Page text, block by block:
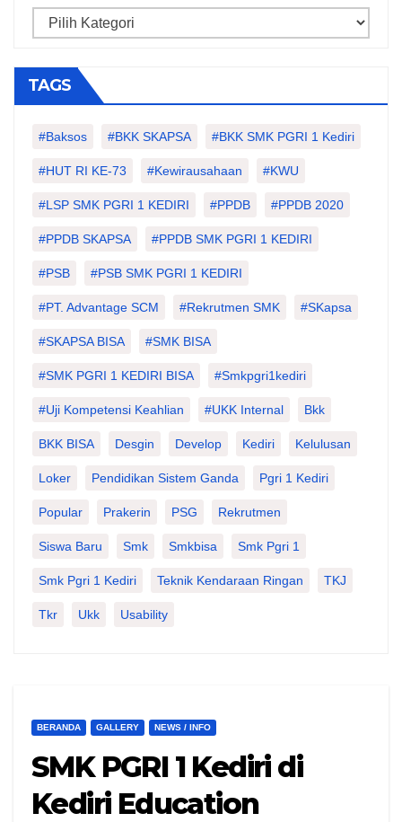
Categories
TAGS
#Baksos #BKK SKAPSA #BKK SMK PGRI 1 Kediri
#HUT RI KE-73 #kewirausahaan #KWU
#LSP SMK PGRI 1 KEDIRI #PPDB #PPDB 2020
#PPDB SKAPSA #PPDB SMK PGRI 1 KEDIRI
#PSB #PSB SMK PGRI 1 KEDIRI
#PT. Advantage SCM #Rekrutmen SMK #SKapsa
#SKAPSA BISA #SMK BISA
#SMK PGRI 1 KEDIRI BISA #smkpgri1kediri
#Uji Kompetensi Keahlian #UKK Internal Bkk
BKK BISA Desgin Develop Kediri Kelulusan
Loker Pendidikan Sistem Ganda Pgri 1 Kediri
Popular Prakerin PSG Rekrutmen
Siswa Baru Smk Smkbisa Smk Pgri 1
Smk Pgri 1 Kediri Teknik Kendaraan Ringan TKJ
Tkr Ukk Usability
BERANDA GALLERY NEWS / INFO
SMK PGRI 1 Kediri di
Kediri Education